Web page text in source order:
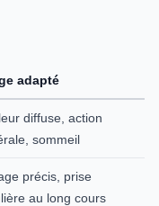
adapté
diffuse, action
sommeil
précis, prise
au long cours